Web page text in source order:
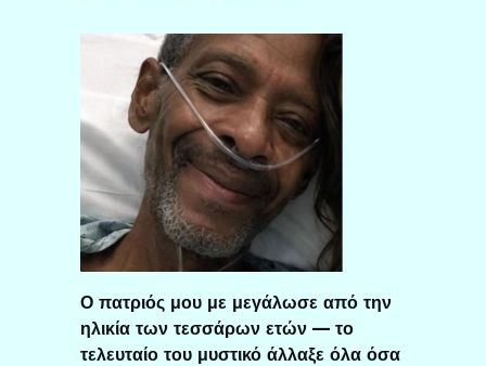
Ο πατριός μου με μεγάλωσε από την
ηλικία των τεσσάρων ετών — το
τελευταίο του μυστικό άλλαξε όλα όσα